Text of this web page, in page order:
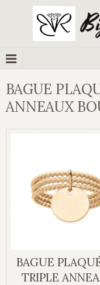
BAGUE
ANNEAUX
BAGUE
TRIPLE